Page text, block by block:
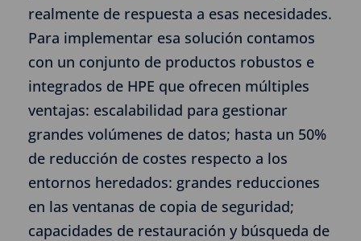
realmente de respuesta a esas necesidades.
Para implementar esa solución contamos
con un conjunto de productos robustos e
integrados de HPE que ofrecen múltiples
ventajas: escalabilidad para gestionar
grandes volúmenes de datos; hasta un 50%
de reducción de costes respecto a los
entornos heredados: grandes reducciones
en las ventanas de copia de seguridad;
capacidades de restauración y búsqueda de